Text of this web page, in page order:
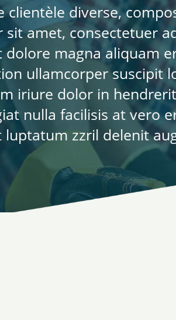
clientèle diverse,
amet, consectetuer
magna aliquam
ullamcorper suscipit
iriure dolor in
nulla facilisis at vero
zzril delenit